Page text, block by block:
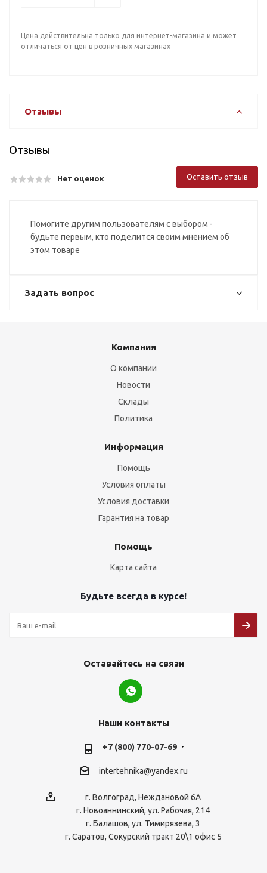
Цена действительна только для интернет-магазина и может
отличаться от цен в розничных магазинах
Отзывы
Отзывы
Нет оценок Оставить отзыв
Помогите другим пользователям с выбором -
будьте первым, кто поделится своим мнением об
этом товаре
Задать вопрос
Компания
О компании
Новости
Склады
Политика
Информация
Помощь
Условия оплаты
Условия доставки
Гарантия на товар
Помощь
Карта сайта
Будьте всегда в курсе!
Оставайтесь на связи
Наши контакты
+7 (800) 770-07-69
intertehnika@yandex.ru
г. Волгоград, Неждановой 6А
г. Новоаннинский, ул. Рабочая, 214
г. Балашов, ул. Тимирязева, 3
г. Саратов, Сокурский тракт 20\1 офис 5